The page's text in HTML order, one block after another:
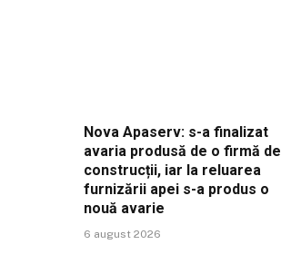
Nova Apaserv: s-a finalizat
avaria produsă de o firmă de
construcții, iar la reluarea
furnizării apei s-a produs o
nouă avarie
6 august 2026